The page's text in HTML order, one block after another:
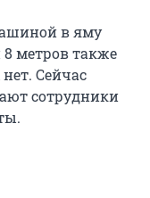
в яму
метров также
Сейчас
сотрудники